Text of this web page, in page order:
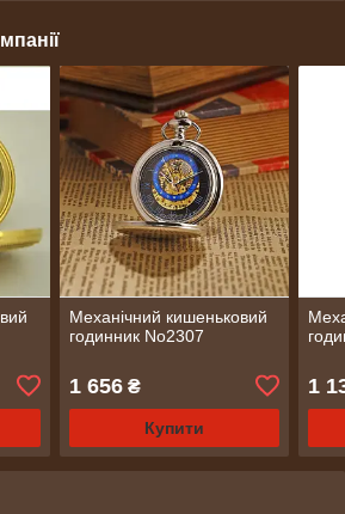
Механічний кишеньковий
годинник No2307
1 656₴
Купити
1